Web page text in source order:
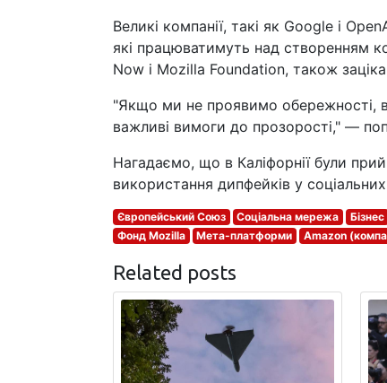
Великі компанії, такі як Google і
які працюватимуть над створенням
Now і Mozilla Foundation, також
"Якщо ми не проявимо обережності,
важливі вимоги до прозорості," —
Нагадаємо, що в Каліфорнії були
використання дипфейків у
Європейський Союз Соціальна мережа Бізнес
Фонд Mozilla
Мета-платформи Amazon
Related posts